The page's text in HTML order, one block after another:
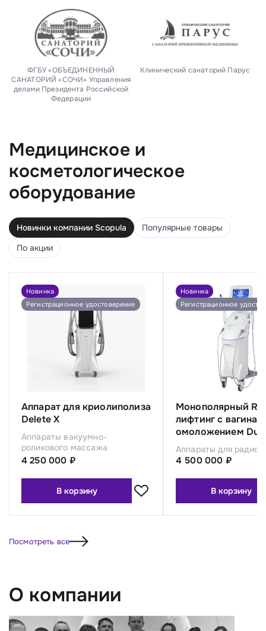
ФГБУ «ОБЪЕДИНЕННЫЙ
САНАТОРИЙ «СОЧИ» Управления
делами Президента Российской
Федерации
Клинический санаторий Парус
Медицинское и
косметологическое
оборудование
Новинки компании Scopula
Популярные товары
По акции
Новинка
Регистрационное удостоверение
Аппарат для криолиполиза
Delete X
Аппараты вакуумно-
роликового массажа
4 250 000 ₽
В корзину
Новинка
Регистрационное
Монополярный RF
лифтинг с
омоложением
Аппараты для
4 500 000 ₽
В корзину
Посмотреть все
О компании